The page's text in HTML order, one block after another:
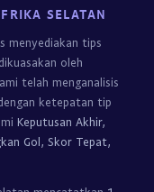
SELATAN
menyediakan tips
oleh
telah menganalisis
ketepatan tip
Keputusan Akhir,
Gol, Skor Tepat,